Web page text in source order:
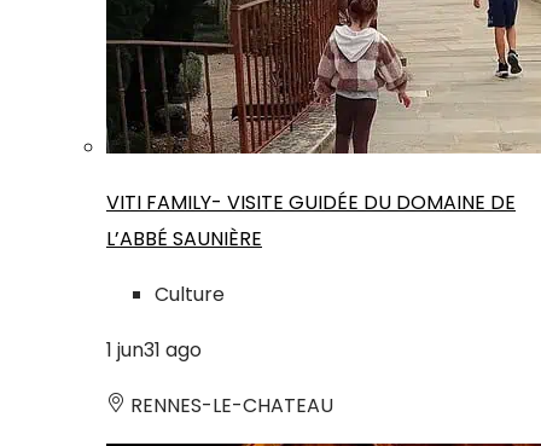
VITI FAMILY- VISITE GUIDÉE DU DOMAINE DE
L’ABBÉ SAUNIÈRE
Culture
1 jun31 ago
RENNES-LE-CHATEAU